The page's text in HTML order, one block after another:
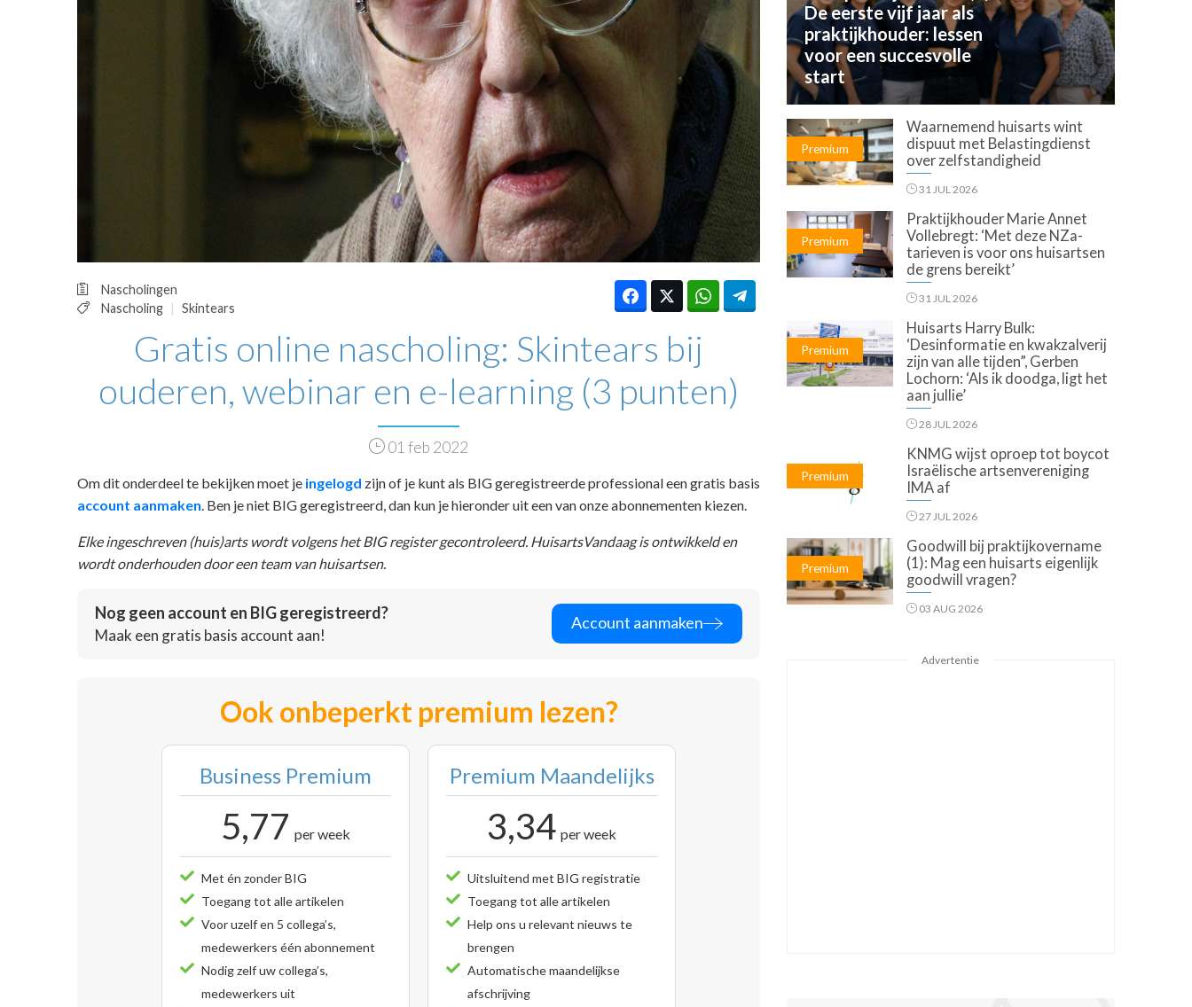
OPINIE
HUISARTSENPOST
PRAKTIJKZAKEN
TARIEVEN
VPHUISARTSEN
MEDISCHE VAKHANDEL
INLOGGEN
Nascholingen
Nascholing
Skintears
Gratis online nascholing: Skintears bij
ouderen, webinar en e-learning (3 punten)
01 feb 2022
Om dit onderdeel te bekijken moet je ingelogd zijn of je kunt als BIG geregistreerde professional een gratis basis
account aanmaken . Ben je niet BIG geregistreerd, dan kun je hieronder uit een van onze abonnementen kiezen.
Elke ingeschreven (huis)arts wordt volgens het BIG register gecontroleerd. HuisartsVandaag is ontwikkeld en
wordt onderhouden door een team van huisartsen.
Nog geen account en BIG geregistreerd?
Maak een gratis basis account aan!
Account aanmaken
Ook onbeperkt premium lezen?
Business Premium
5,77 per week
Met én zonder BIG
Toegang tot alle artikelen
Voor uzelf en 5 collega’s,
medewerkers één abonnement
Nodig zelf uw collega’s,
medewerkers uit
Premium Maandelijks
3,34 per week
Uitsluitend met BIG registratie
Toegang tot alle artikelen
Help ons u relevant nieuws te
brengen
Automatische maandelijkse
afschrijving
De eerste vijf jaar als
praktijkhouder: lessen
voor een succesvolle
start
Premium
Waarnemend huisarts wint
dispuut met Belastingdienst
over zelfstandigheid
31 JUL 2026
Premium
Praktijkhouder Marie Annet
Vollebregt: ‘Met deze NZa-
tarieven is voor ons huisartsen
de grens bereikt’
31 JUL 2026
Premium
Huisarts Harry Bulk:
‘Desinformatie en kwakzalverij
zijn van alle tijden”, Gerben
Lochorn: ‘Als ik doodga, ligt het
aan jullie’
28 JUL 2026
Premium
KNMG wijst oproep tot boycot
Israëlische artsenvereniging
IMA af
27 JUL 2026
Premium
Goodwill bij praktijkovername
(1): Mag een huisarts eigenlijk
goodwill vragen?
03 AUG 2026
Advertentie